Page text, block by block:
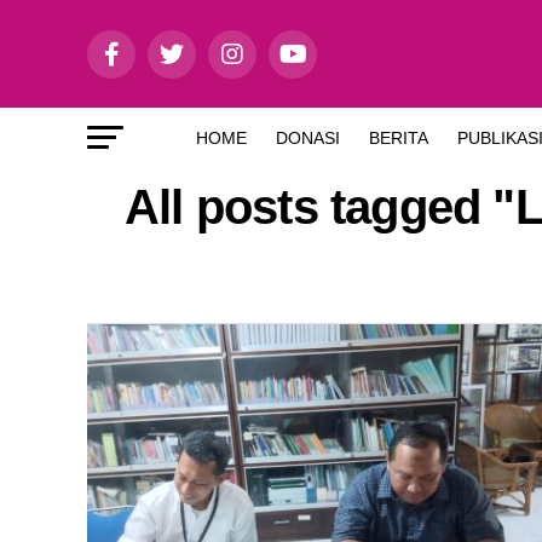
HOME DONASI BERITA PUBLIKASI
All posts tagged